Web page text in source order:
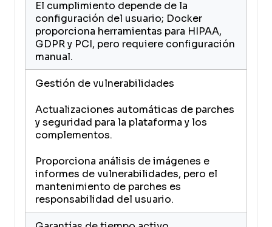
El cumplimiento depende de la
configuración del usuario; Docker
proporciona herramientas para HIPAA,
GDPR y PCI, pero requiere configuración
manual.
Gestión de vulnerabilidades
Actualizaciones automáticas de parches
y seguridad para la plataforma y los
complementos.
Proporciona análisis de imágenes e
informes de vulnerabilidades, pero el
mantenimiento de parches es
responsabilidad del usuario.